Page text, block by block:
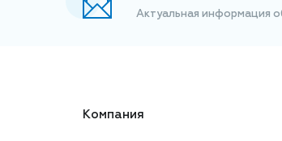
Актуальная информация
Компания